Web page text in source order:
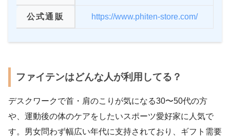
公式通販 https://www.phiten-store.com/
ファイテンはどんな人が利用してる？
デスクワークで首・肩のこりが気になる30〜50代の方
や、運動後の体のケアをしたいスポーツ愛好家に人気で
す。男女問わず幅広い年代に支持されており、ギフト需要